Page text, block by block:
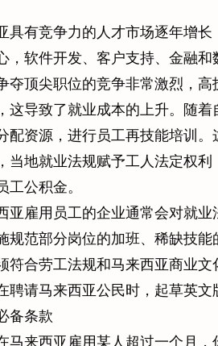
具有竞争力的人才市场逐年增
，软件开发、客户支持、金融和
夺顶尖职位的竞争非常激烈，
这导致了就业成本的上升。随
配资源，进行员工再技能培训
当地就业法规赋予工人法定权
公积金。
亚雇用员工的企业通常会对就
规范部分岗位的加班、稀缺技能
符合劳工法规和马来西亚商业
聘请马来西亚公民时，起草英
备条款
马来西亚雇用某人超过一个月